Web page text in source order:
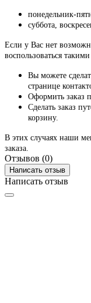
понедельник-
суббота,
Если у Вас нет
воспользоваться
Вы можете
странице
Оформить заказ
Сделать заказ
корзину.
В этих случаях наши
заказа.
Отзывов (0)
Написать отзыв
Написать отзыв